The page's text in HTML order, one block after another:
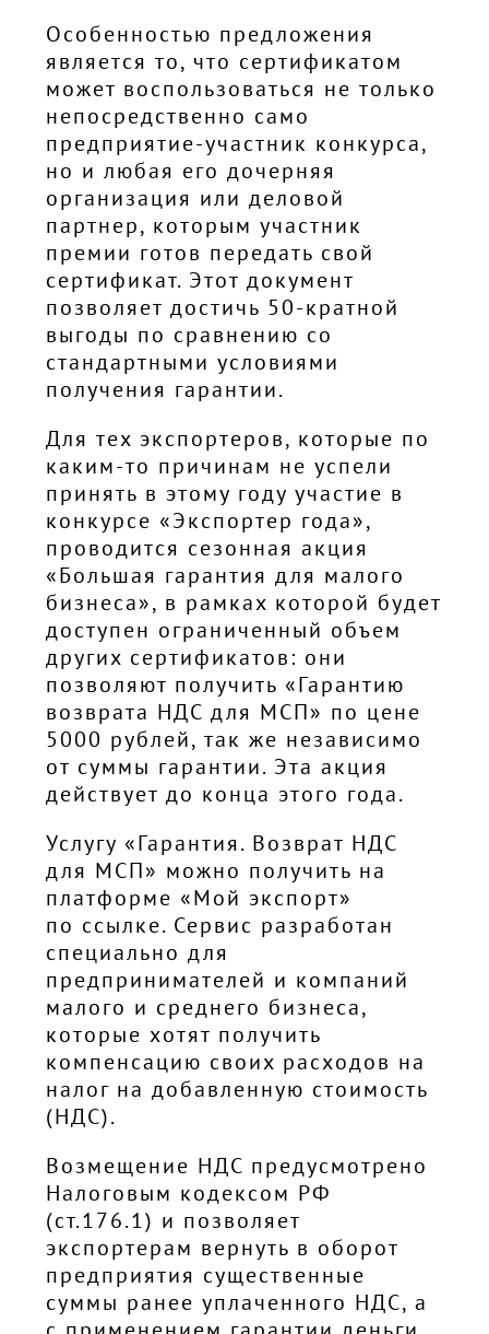
Особенностью предложения
является то, что сертификатом
может воспользоваться не только
непосредственно само
предприятие-участник конкурса,
но и любая его дочерняя
организация или деловой
партнер, которым участник
премии готов передать свой
сертификат. Этот документ
позволяет достичь 50-кратной
выгоды по сравнению со
стандартными условиями
получения гарантии.
Для тех экспортеров, которые по
каким-то причинам не успели
принять в этому году участие в
конкурсе «Экспортер года»,
проводится сезонная акция
«Большая гарантия для малого
бизнеса», в рамках которой будет
доступен ограниченный объем
других сертификатов: они
позволяют получить «Гарантию
возврата НДС для МСП» по цене
5000 рублей, так же независимо
от суммы гарантии. Эта акция
действует до конца этого года.
Услугу «Гарантия. Возврат НДС
для МСП» можно получить на
платформе «Мой экспорт»
по ссылке. Сервис разработан
специально для
предпринимателей и компаний
малого и среднего бизнеса,
которые хотят получить
компенсацию своих расходов на
налог на добавленную стоимость
(НДС).
Возмещение НДС предусмотрено
Налоговым кодексом РФ
(ст.176.1) и позволяет
экспортерам вернуть в оборот
предприятия существенные
суммы ранее уплаченного НДС, а